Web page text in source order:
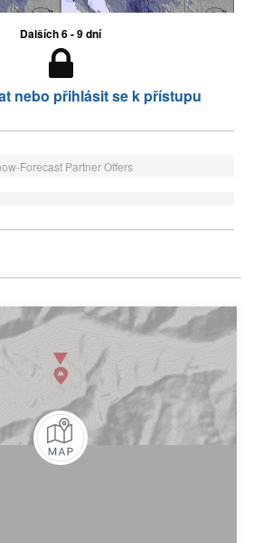
Dalších 6 - 9 dní
nebo přihlásit se k přístupu
Forecast Partner Offers